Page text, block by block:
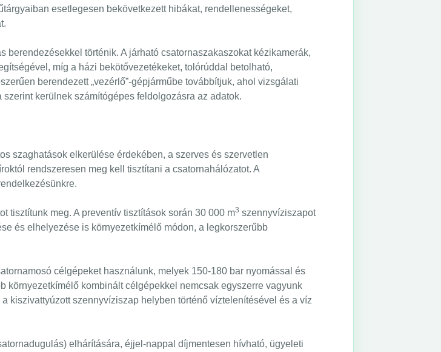
esetlegesen bekövetkezett hibákat, rendellenességeket,
történik. A járható csatornaszakaszokat kézikamerák,
míg a házi bekötővezetékeket, tolórúddal betolható,
berendezett „vezérlő”-gépjárműbe továbbítjuk, ahol vizsgálati
kerülnek számítógépes feldolgozásra az adatok.
szaghatások elkerülése érdekében, a szerves és szervetlen
rendszeresen meg kell tisztítani a csatornahálózatot. A
tisztítunk meg. A preventív tisztítások során 30 000 m3 szennyvíziszapot
és elhelyezése is környezetkímélő módon, a legkorszerűbb
célgépeket használunk, melyek 150-180 bar nyomással és
környezetkímélő kombinált célgépekkel nemcsak egyszerre vagyunk
kiszivattyúzott szennyvíziszap helyben történő víztelenítésével és a víz
elhárítására, éjjel-nappal díjmentesen hívható, ügyeleti